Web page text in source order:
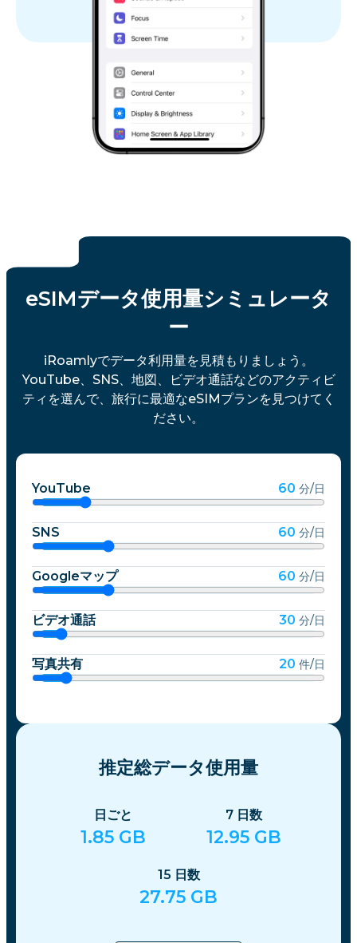
eSIMデータ使用量シミュレータ
ー
iRoamlyでデータ利用量を見積もりましょう。
YouTube、SNS、地図、ビデオ通話などのアクティビ
ティを選んで、旅行に最適なeSIMプランを見つけてく
ださい。
YouTube 60 分/日
SNS 60 分/日
Googleマップ 60 分/日
ビデオ通話 30 分/日
写真共有 20 件/日
推定総データ使用量
日ごと
1.85 GB
7 日数
12.95 GB
15 日数
27.75 GB